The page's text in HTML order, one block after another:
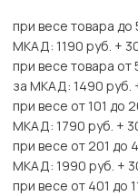
при весе товара
МКАД: 1190 руб. +
при весе товара от
за МКАД: 1490 руб.
при весе от 101 до
МКАД: 1790 руб. +
при весе от 201 до
МКАД: 1990 руб. +
при весе от 401 до